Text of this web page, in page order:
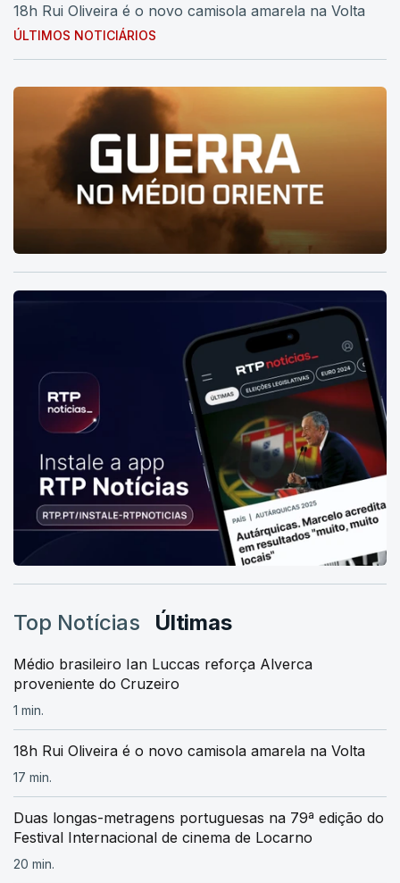
18h Rui Oliveira é o novo camisola amarela na Volta
ÚLTIMOS NOTICIÁRIOS
Top Notícias Últimas
Médio brasileiro Ian Luccas reforça Alverca
proveniente do Cruzeiro
1 min.
18h Rui Oliveira é o novo camisola amarela na Volta
17 min.
Duas longas-metragens portuguesas na 79ª edição do
Festival Internacional de cinema de Locarno
20 min.